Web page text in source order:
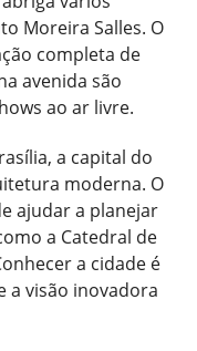
Moreira Salles. O
completa de
avenida são
ao ar livre.
a capital do
moderna. O
ajudar a planejar
a Catedral de
a cidade é
a visão inovadora